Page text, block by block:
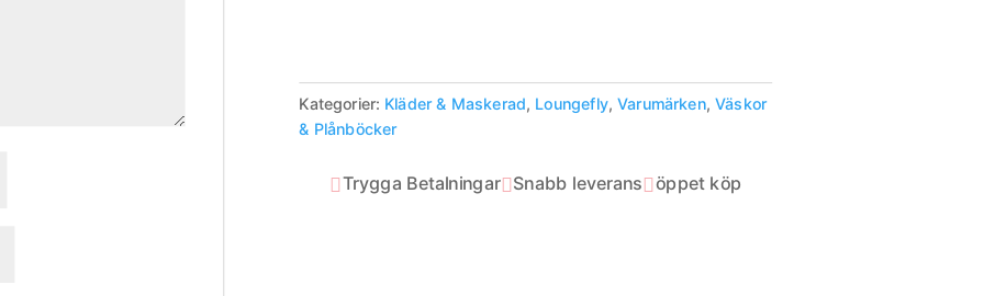
Kategorier: Kläder & Maskerad Loungefly,Varumärken ,Väskor
& Plånböcker
Trygga BetalningarSnabb leveransöppet köp